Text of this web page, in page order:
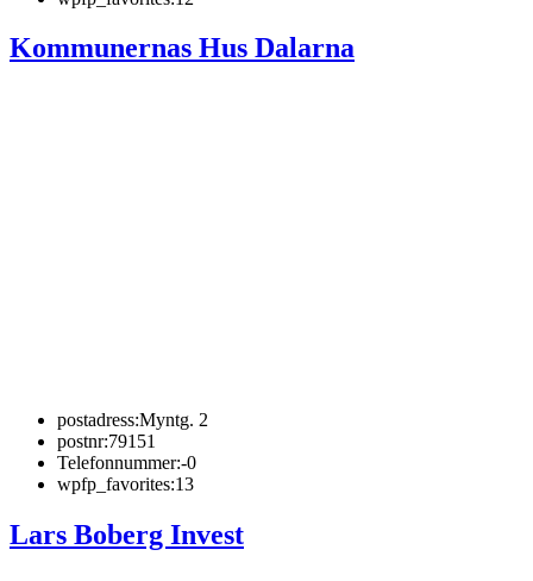
Kommunernas Hus Dalarna
postadress:Myntg. 2
postnr:79151
Telefonnummer:-0
wpfp_favorites:13
Lars Boberg Invest